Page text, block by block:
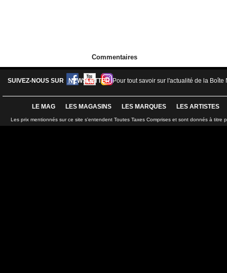
Commentaires
SUIVEZ-NOUS SUR NEWSLETTER Pour tout savoir sur l'actualité de la Boîte
LE MAG LES MAGASINS LES MARQUES LES ARTISTES
Les prix mentionnés sur ce site s'entendent Toutes Taxes Comprises et sont donnés à